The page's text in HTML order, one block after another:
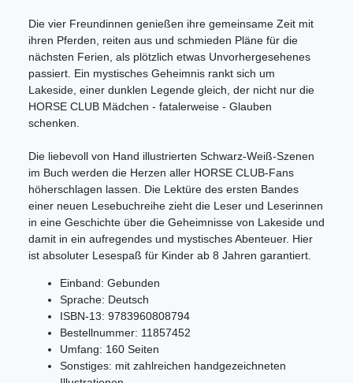
Die vier Freundinnen genießen ihre gemeinsame Zeit mit
ihren Pferden, reiten aus und schmieden Pläne für die
nächsten Ferien, als plötzlich etwas Unvorhergesehenes
passiert. Ein mystisches Geheimnis rankt sich um
Lakeside, einer dunklen Legende gleich, der nicht nur die
HORSE CLUB Mädchen - fatalerweise - Glauben
schenken.
Die liebevoll von Hand illustrierten Schwarz-Weiß-Szenen
im Buch werden die Herzen aller HORSE CLUB-Fans
höherschlagen lassen. Die Lektüre des ersten Bandes
einer neuen Lesebuchreihe zieht die Leser und Leserinnen
in eine Geschichte über die Geheimnisse von Lakeside und
damit in ein aufregendes und mystisches Abenteuer. Hier
ist absoluter Lesespaß für Kinder ab 8 Jahren garantiert.
Einband: Gebunden
Sprache: Deutsch
ISBN-13: 9783960808794
Bestellnummer: 11857452
Umfang: 160 Seiten
Sonstiges: mit zahlreichen handgezeichneten